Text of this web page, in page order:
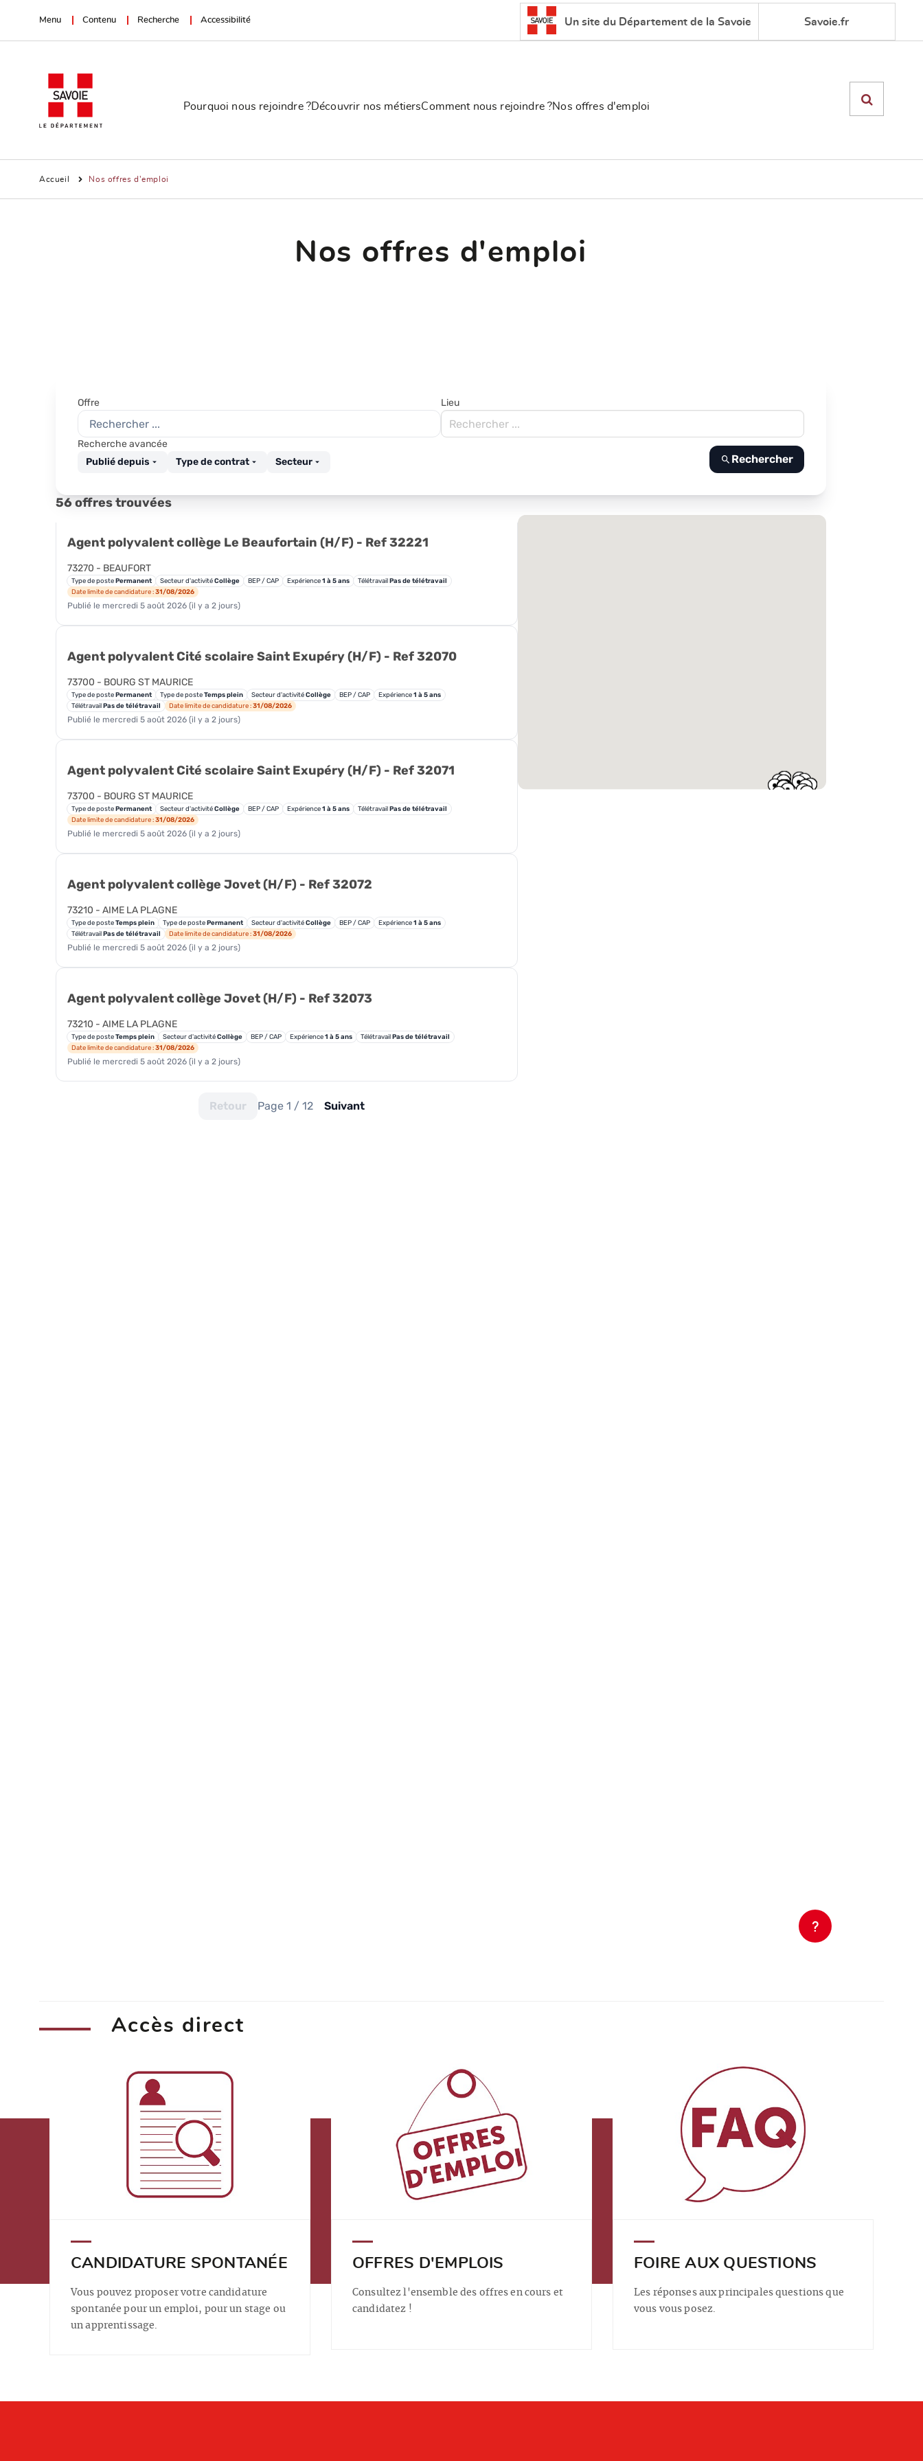
Menu Contenu Recherche Accessibilité Un site du Département de la Savoie Savoie.fr
Pourquoi nous rejoindre ?Découvrir nos métiersComment nous rejoindre ?Nos offres d'emploi
Accueil Nos offres d'emploi
Nos offres d'emploi
Accès direct
CANDIDATURE SPONTANÉE
Vous pouvez proposer votre candidature
spontanée pour un emploi, pour un stage ou
un apprentissage.
OFFRES D'EMPLOIS
Consultez l'ensemble des offres en cours et
candidatez !
FOIRE AUX QUESTIONS
Les réponses aux principales questions que
vous vous posez.